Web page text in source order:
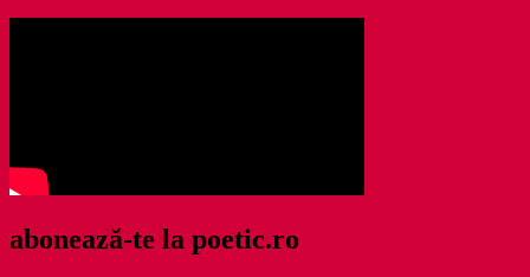
abonează-te la poetic.ro